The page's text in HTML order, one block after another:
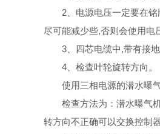
2、电源电压一定要在
尽可能减少些,否则会使用电
3、四芯电缆中,带有接
4、检查叶轮旋转方向。
使用三相电源的潜水曝
检查方法为：潜水曝气
转方向不正确可以交换控制